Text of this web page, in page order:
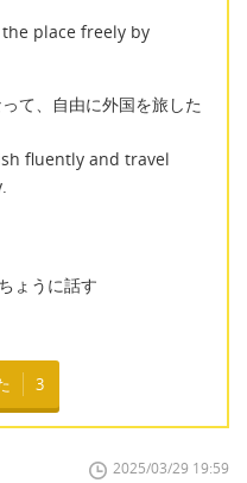
place freely by
て、自由に外国を旅した
fluently and travel
ょうに話す
3
2025/03/29 19:59